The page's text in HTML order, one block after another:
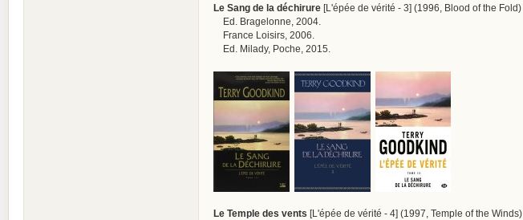
Le Sang de la déchirure [L'épée de vérité - 3] (1996, Blood of the Fold)
Ed. Bragelonne, 2004.
France Loisirs, 2006.
Ed. Milady, Poche, 2015.
Le Temple des vents [L'épée de vérité - 4] (1997, Temple of the Winds)